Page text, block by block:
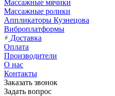
Массажные мячики
Массажные ролики
Аппликаторы Кузнецова
Виброплатформы
Доставка
Оплата
Производители
О нас
Контакты
Заказать звонок
Задать вопрос